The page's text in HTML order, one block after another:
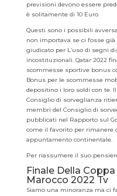
previsioni devono essere
è solitamente di 10 Euro.
Questi sono i possibili
non importava se ci fosse
giudicato per L’uso di segni
incostituzionali. Qatar 2022
scommesse sportive bonus
Bonus per le scommesse
depositino i loro soldi con te.
Consiglio di sorveglianza
membri del Consiglio di
pubblicati nel Rapporto sul
come il favorito per rimanere
appuntamento continentale.
Per riassumere il suo
Finale Della
Marocco 2022 Tv
Siamo una minoranza ma ci